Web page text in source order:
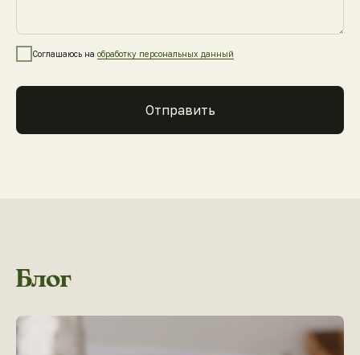
Соглашаюсь на обработку персональных данный
Отправить